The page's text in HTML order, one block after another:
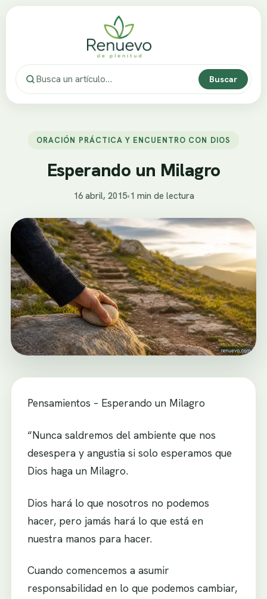
Buscar
ORACIÓN PRÁCTICA Y ENCUENTRO CON DIOS
Esperando un Milagro
16 abril, 2015•1 min de lectura
Pensamientos – Esperando un Milagro
“Nunca saldremos del ambiente que nos
desespera y angustia si solo esperamos que
Dios haga un Milagro.
Dios hará lo que nosotros no podemos
hacer, pero jamás hará lo que está en
nuestra manos para hacer.
Cuando comencemos a asumir
responsabilidad en lo que podemos cambiar,